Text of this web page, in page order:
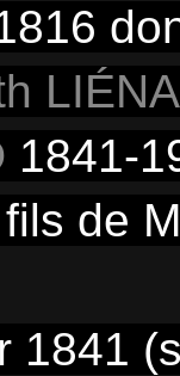
1841-
fils de
1841